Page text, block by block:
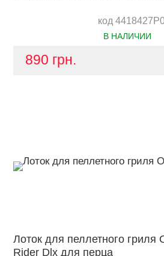
код
В НАЛИЧИИ
890 грн.
Лоток для пеллетного гриля
Rider Dlx для перца